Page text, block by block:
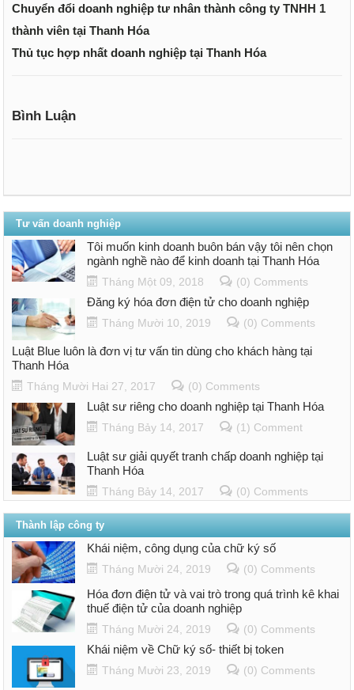
Chuyển đổi doanh nghiệp tư nhân thành công ty TNHH 1
thành viên tại Thanh Hóa
Thủ tục hợp nhất doanh nghiệp tại Thanh Hóa
Bình Luận
Tư vấn doanh nghiệp
Tôi muốn kinh doanh buôn bán vậy tôi nên chọn
ngành nghề nào để kinh doanh tại Thanh Hóa
Tháng Một 09, 2018 (0) Comments
Đăng ký hóa đơn điện tử cho doanh nghiệp
Tháng Mười 10, 2019 (0) Comments
Luật Blue luôn là đơn vị tư vấn tin dùng cho khách hàng tại
Thanh Hóa
Tháng Mười Hai 27, 2017 (0) Comments
Luật sư riêng cho doanh nghiệp tại Thanh Hóa
Tháng Bảy 14, 2017 (1) Comment
Luật sư giải quyết tranh chấp doanh nghiệp tại
Thanh Hóa
Tháng Bảy 14, 2017 (0) Comments
Thành lập công ty
Khái niệm, công dụng của chữ ký số
Tháng Mười 24, 2019 (0) Comments
Hóa đơn điện tử và vai trò trong quá trình kê khai
thuế điện tử của doanh nghiệp
Tháng Mười 24, 2019 (0) Comments
Khái niệm về Chữ ký số- thiết bị token
Tháng Mười 23, 2019 (0) Comments